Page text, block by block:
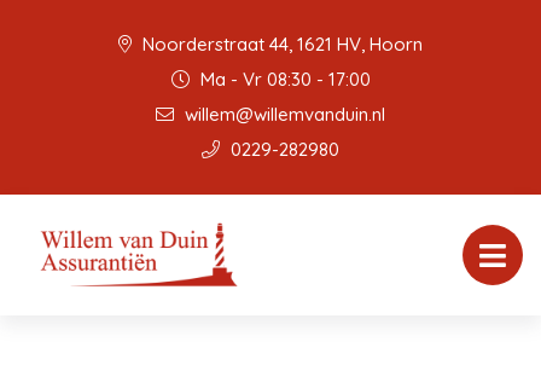
Noorderstraat 44, 1621 HV, Hoorn
Ma - Vr 08:30 - 17:00
willem@willemvanduin.nl
0229-282980